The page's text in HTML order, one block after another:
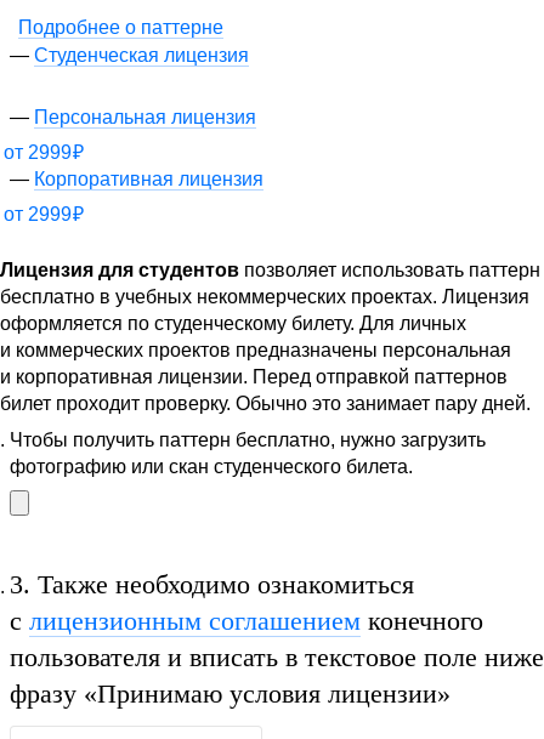
Подробнее о паттерне
Студенческая лицензия
Персональная лицензия
от 2999₽
Корпоративная лицензия
от 2999₽
Лицензия для студентов позволяет использовать паттерн
бесплатно в учебных некоммерческих проектах. Лицензия
оформляется по студенческому билету. Для личных
и коммерческих проектов предназначены персональная
и корпоративная лицензии. Перед отправкой паттернов
билет проходит проверку. Обычно это занимает пару дней.
Чтобы получить паттерн бесплатно, нужно загрузить
фотографию или скан студенческого билета.
3. Также необходимо ознакомиться
с лицензионным соглашением конечного
пользователя и вписать в текстовое поле ниже
фразу «Принимаю условия лицензии»